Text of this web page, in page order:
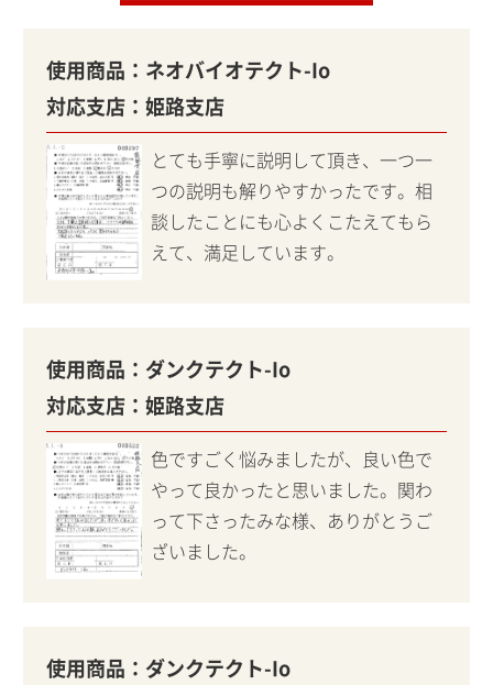
使用商品： ネオバイオテクト-Io
対応支店：姫路支店
とても手寧に説明して頂き、一つ一
つの説明も解りやすかったです。相
談したことにも心よくこたえてもら
えて、満足しています。
使用商品： ダンクテクト-Io
対応支店：姫路支店
色ですごく悩みましたが、良い色で
やって良かったと思いました。関わ
って下さったみな様、ありがとうご
ざいました。
使用商品： ダンクテクト-Io